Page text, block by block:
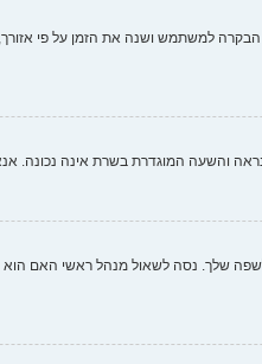
למשתמש ושנה את הזמן על פי אזורך,
והשעה המוגדרת בשרת אינה נכונה.
נסה לשאול מנהל ראשי האם הוא